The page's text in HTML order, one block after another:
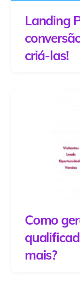
Landing
criá-las!
Como
mais?